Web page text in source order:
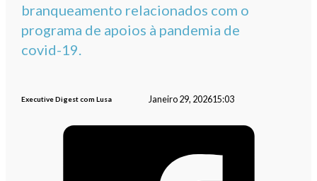
branqueamento relacionados com o
programa de apoios à pandemia de
covid-19.
Executive Digest com Lusa Janeiro 29, 202615:03